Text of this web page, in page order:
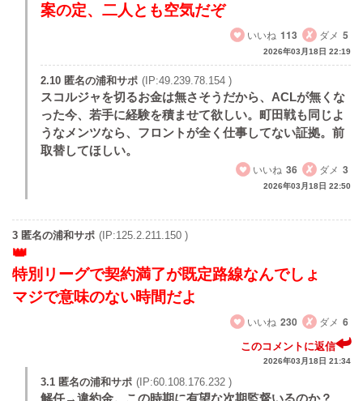
案の定、二人とも空気だぞ
いいね 113 ダメ 5
2026年03月18日 22:19
2.10 匿名の浦和サポ (IP:49.239.78.154 )
スコルジャを切るお金は無さそうだから、ACLが無くな
った今、若手に経験を積ませて欲しい。町田戦も同じよ
うなメンツなら、フロントが全く仕事してない証拠。前
取替してほしい。
いいね 36 ダメ 3
2026年03月18日 22:50
3 匿名の浦和サポ (IP:125.2.211.150 )
特別リーグで契約満了が既定路線なんでしょ
マジで意味のない時間だよ
いいね 230 ダメ 6
このコメントに返信
2026年03月18日 21:34
3.1 匿名の浦和サポ (IP:60.108.176.232 )
解任→違約金。この時期に有望な次期監督いるのか？